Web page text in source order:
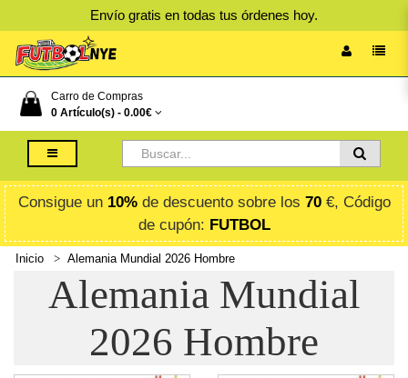
Envío gratis en todas tus órdenes hoy.
Carro de Compras
0 Artículo(s) - 0.00€
Consigue un 10%de descuento sobre los 70€, Código
de cupón: FUTBOL
Inicio Alemania Mundial 2026 Hombre
Alemania Mundial
2026 Hombre